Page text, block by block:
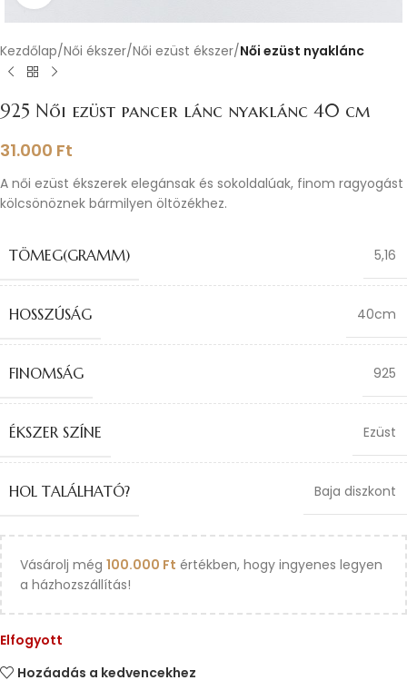
Kezdőlap Női ékszer Női ezüst ékszer Női ezüst nyaklánc
925 Női ezüst pancer lánc nyaklánc 40 cm
31.000 Ft
A női ezüst ékszerek elegánsak és sokoldalúak, finom ragyogást
kölcsönöznek bármilyen öltözékhez.
TÖMEG(GRAMM) 5,16
HOSSZÚSÁG 40cm
FINOMSÁG 925
ÉKSZER SZÍNE Ezüst
HOL TALÁLHATÓ? Baja diszkont
Vásárolj még 100.000 Ft értékben, hogy ingyenes legyen
a házhozszállítás!
Elfogyott
Hozáadás a kedvencekhez